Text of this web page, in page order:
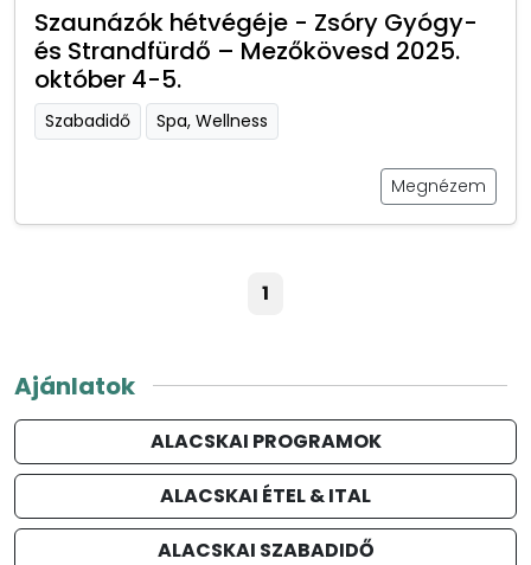
Szaunázók hétvégéje - Zsóry Gyógy-
és Strandfürdő – Mezőkövesd 2025.
október 4-5.
Szabadidő Spa, Wellness
Megnézem
1
Ajánlatok
ALACSKAI PROGRAMOK
ALACSKAI ÉTEL & ITAL
ALACSKAI SZABADIDŐ